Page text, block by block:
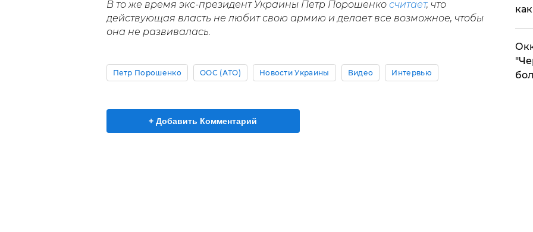
В то же время экс-президент Украины Петр Порошенко считает, что
действующая власть не любит свою армию и делает все возможное, чтобы
она не развивалась.
Петр Порошенко ООС (АТО) Новости Украины Видео Интервью
+ Добавить Комментарий